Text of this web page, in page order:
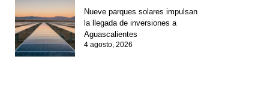
Nueve parques solares impulsan
la llegada de inversiones a
Aguascalientes
4 agosto, 2026